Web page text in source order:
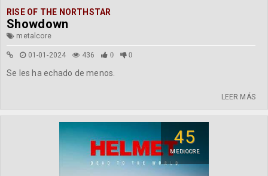
RISE OF THE NORTHSTAR
Showdown
metalcore
01-01-2024 436 0 0
Se les ha echado de menos.
LEER MÁS
45
MEDIOCRE